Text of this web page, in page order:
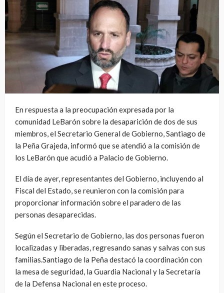
En respuesta a la preocupación expresada por la
comunidad LeBarón sobre la desaparición de dos de sus
miembros, el Secretario General de Gobierno, Santiago de
la Peña Grajeda, informó que se atendió a la comisión de
los LeBarón que acudió a Palacio de Gobierno.
El día de ayer, representantes del Gobierno, incluyendo al
Fiscal del Estado, se reunieron con la comisión para
proporcionar información sobre el paradero de las
personas desaparecidas.
Según el Secretario de Gobierno, las dos personas fueron
localizadas y liberadas, regresando sanas y salvas con sus
familias.Santiago de la Peña destacó la coordinación con
la mesa de seguridad, la Guardia Nacional y la Secretaría
de la Defensa Nacional en este proceso.